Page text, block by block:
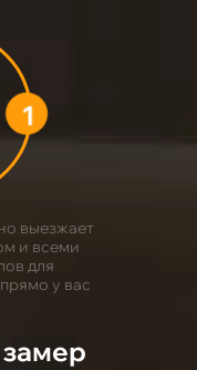
выезжает
и всеми
для
у вас